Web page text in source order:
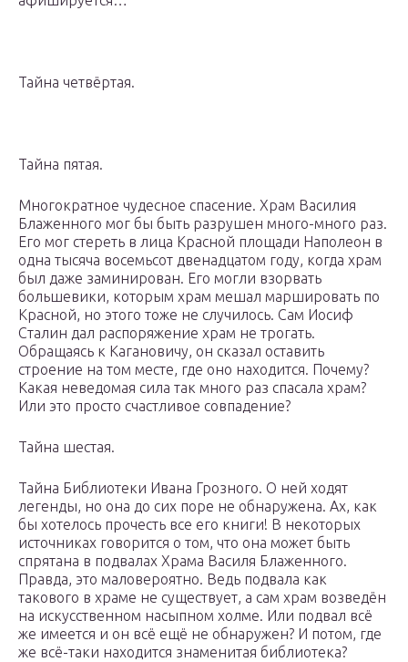
Тайна четвёртая.
Тайна пятая.
Многократное чудесное спасение. Храм Василия
Блаженного мог бы быть разрушен много-много раз.
Его мог стереть в лица Красной площади Наполеон в
одна тысяча восемьсот двенадцатом году, когда храм
был даже заминирован. Его могли взорвать
большевики, которым храм мешал маршировать по
Красной, но этого тоже не случилось. Сам Иосиф
Сталин дал распоряжение храм не трогать.
Обращаясь к Кагановичу, он сказал оставить
строение на том месте, где оно находится. Почему?
Какая неведомая сила так много раз спасала храм?
Или это просто счастливое совпадение?
Тайна шестая.
Тайна Библиотеки Ивана Грозного. О ней ходят
легенды, но она до сих поре не обнаружена. Ах, как
бы хотелось прочесть все его книги! В некоторых
источниках говорится о том, что она может быть
спрятана в подвалах Храма Василя Блаженного.
Правда, это маловероятно. Ведь подвала как
такового в храме не существует, а сам храм возведён
на искусственном насыпном холме. Или подвал всё
же имеется и он всё ещё не обнаружен? И потом, где
же всё-таки находится знаменитая библиотека?